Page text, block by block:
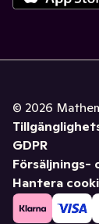
© 2026
GDPR
Försäljnings-
Hantera